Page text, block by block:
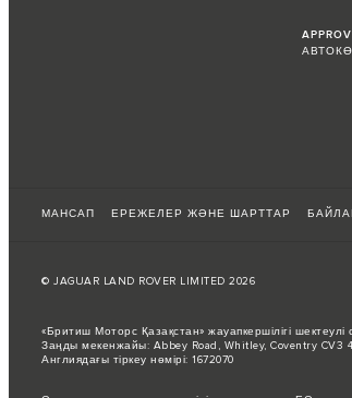
МАНСАП ЕРЕЖЕЛЕР ЖӘНЕ ШАРТТАР
© JAGUAR LAND ROVER LIMITED 2026
«Бритиш Моторс Қазақстан» жауапкершілігі
Заңды мекенжайы: Abbey Road, Whitley, Coventry CV3
Англиядағы тіркеу нөмірі: 1672070